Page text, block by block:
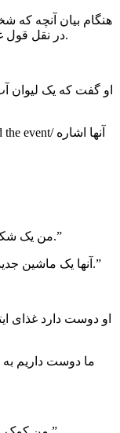
هنگام بیان آنچه که
در نقل قول” استفاده می شود.
the event/ آنها اشاره
/ من یک شکلات می خواهم.”
/ آنها یک ماشین جدید می خواهند.”